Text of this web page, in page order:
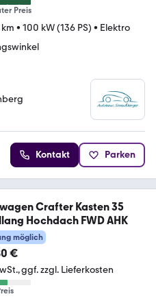
Preis
• 100 kW (136 PS) • Elektro
Kontakt Parken
Crafter Kasten 35
Hochdach FWD AHK
möglich
€
ggf. zzgl. Lieferkosten